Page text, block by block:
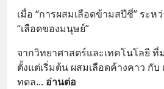
เมื่อ “การผสมเลือดข้ามสปีชี่” ระห
“เลือดของมนุษย์”
จากวิทยาศาสตร์และเทคโนโลยี
ตั้งแต่เริ่มต้น ผสมเลือดค้างคาว กั
ทดล... อ่านต่อ